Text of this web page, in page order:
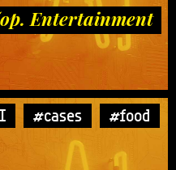
Entertainment
#cases #food